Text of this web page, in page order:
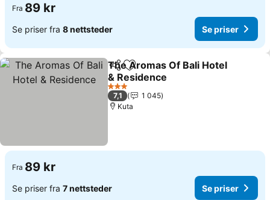
Fra 89 kr
Se priser fra 8 nettsteder Se priser
Del Legg til i favoritter
The Aromas Of Bali Hotel
& Residence
3 Stjerner
7,1
1 045
Kuta
Fra 89 kr
Se priser fra 7 nettsteder Se priser